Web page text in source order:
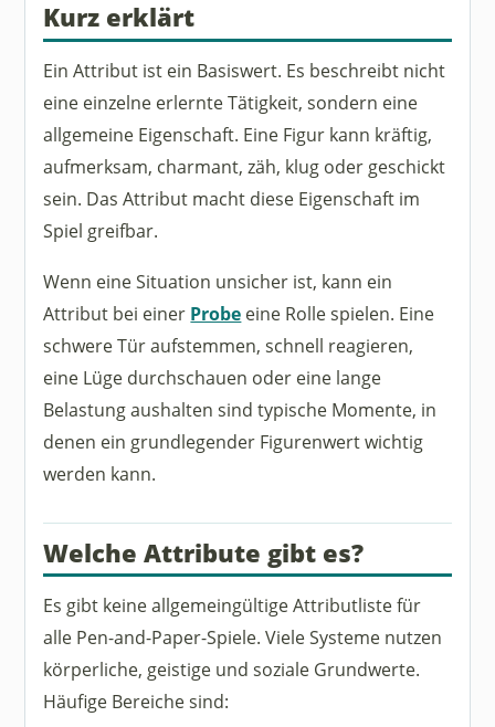
Kurz erklärt
Ein Attribut ist ein Basiswert. Es beschreibt nicht
eine einzelne erlernte Tätigkeit, sondern eine
allgemeine Eigenschaft. Eine Figur kann kräftig,
aufmerksam, charmant, zäh, klug oder geschickt
sein. Das Attribut macht diese Eigenschaft im
Spiel greifbar.
Wenn eine Situation unsicher ist, kann ein
Attribut bei einer Probe eine Rolle spielen. Eine
schwere Tür aufstemmen, schnell reagieren,
eine Lüge durchschauen oder eine lange
Belastung aushalten sind typische Momente, in
denen ein grundlegender Figurenwert wichtig
werden kann.
Welche Attribute gibt es?
Es gibt keine allgemeingültige Attributliste für
alle Pen-and-Paper-Spiele. Viele Systeme nutzen
körperliche, geistige und soziale Grundwerte.
Häufige Bereiche sind: